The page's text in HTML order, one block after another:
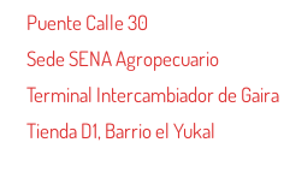
Puente Calle 30
Sede SENA Agropecuario
Terminal Intercambiador de Gaira
Tienda D1, Barrio el Yukal